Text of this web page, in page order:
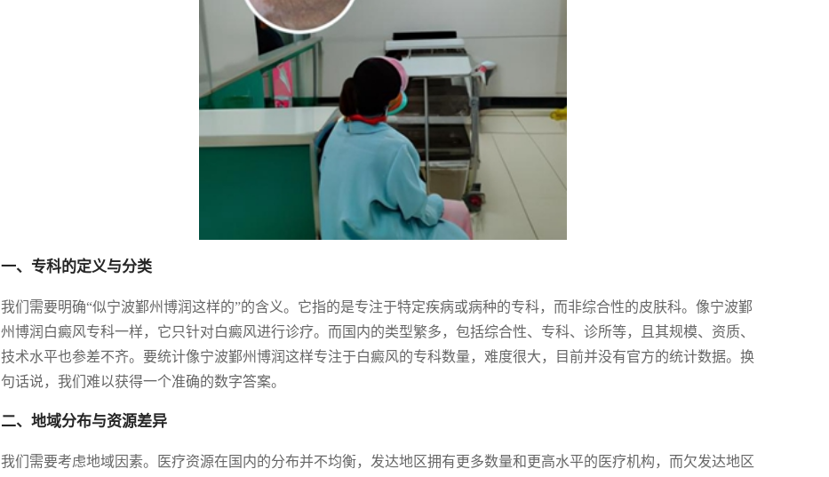
一、专科的定义与分类
我们需要明确“似宁波鄞州博润这样的”的含义。它指的是专注于特定疾病或病种的专科，而非综合性的皮肤科。像宁波鄞
州博润白癜风专科一样，它只针对白癜风进行诊疗。而国内的类型繁多，包括综合性、专科、诊所等，且其规模、资质、
技术水平也参差不齐。要统计像宁波鄞州博润这样专注于白癜风的专科数量，难度很大，目前并没有官方的统计数据。换
句话说，我们难以获得一个准确的数字答案。
二、地域分布与资源差异
我们需要考虑地域因素。医疗资源在国内的分布并不均衡，发达地区拥有更多数量和更高水平的医疗机构，而欠发达地区